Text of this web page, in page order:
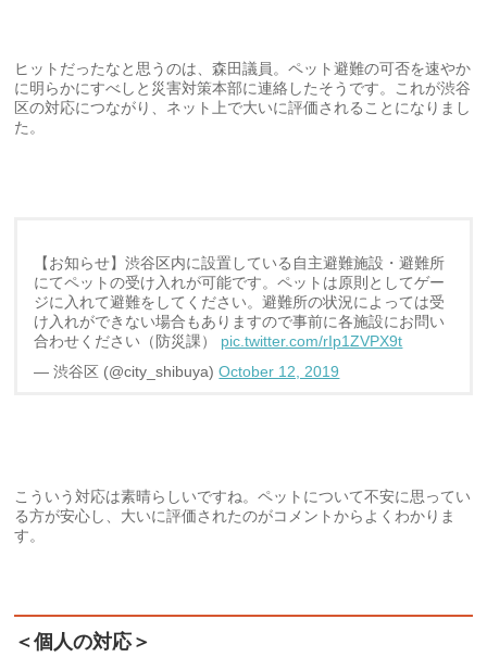
ヒットだったなと思うのは、森田議員。ペット避難の可否を速やか
に明らかにすべしと災害対策本部に連絡したそうです。これが渋谷
区の対応につながり、ネット上で大いに評価されることになりまし
た。
【お知らせ】渋谷区内に設置している自主避難施設・避難所
にてペットの受け入れが可能です。ペットは原則としてゲー
ジに入れて避難をしてください。避難所の状況によっては受
け入れができない場合もありますので事前に各施設にお問い
合わせください（防災課） pic.twitter.com/rIp1ZVPX9t
— 渋谷区 (@city_shibuya)October 12, 2019
こういう対応は素晴らしいですね。ペットについて不安に思ってい
る方が安心し、大いに評価されたのがコメントからよくわかりま
す。
＜個人の対応＞